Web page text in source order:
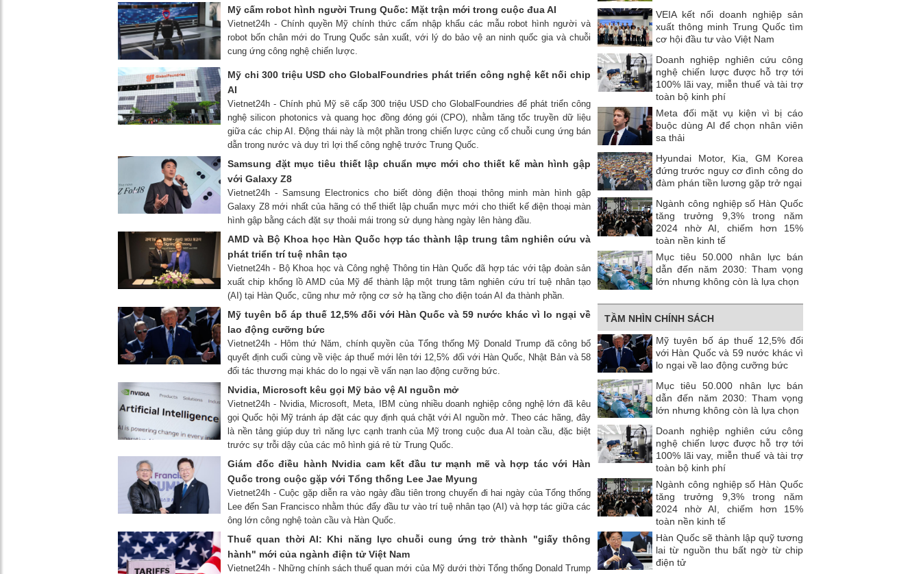
Mỹ cấm robot hình người Trung Quốc: Mặt trận mới trong cuộc đua AI
Vietnet24h - Chính quyền Mỹ chính thức cấm nhập khẩu các mẫu robot hình người và
robot bốn chân mới do Trung Quốc sản xuất, với lý do bảo vệ an ninh quốc gia và chuỗi
cung ứng công nghệ chiến lược.
Mỹ chi 300 triệu USD cho GlobalFoundries phát triển công nghệ kết nối chip
AI
Vietnet24h - Chính phủ Mỹ sẽ cấp 300 triệu USD cho GlobalFoundries để phát triển công
nghệ silicon photonics và quang học đồng đóng gói (CPO), nhằm tăng tốc truyền dữ liệu
giữa các chip AI. Động thái này là một phần trong chiến lược củng cố chuỗi cung ứng bán
dẫn trong nước và duy trì lợi thế công nghệ trước Trung Quốc.
Samsung đặt mục tiêu thiết lập chuẩn mực mới cho thiết kế màn hình gập
với Galaxy Z8
Vietnet24h - Samsung Electronics cho biết dòng điện thoại thông minh màn hình gập
Galaxy Z8 mới nhất của hãng có thể thiết lập chuẩn mực mới cho thiết kế điện thoại màn
hình gập bằng cách đặt sự thoải mái trong sử dụng hàng ngày lên hàng đầu.
AMD và Bộ Khoa học Hàn Quốc hợp tác thành lập trung tâm nghiên cứu và
phát triển trí tuệ nhân tạo
Vietnet24h - Bộ Khoa học và Công nghệ Thông tin Hàn Quốc đã hợp tác với tập đoàn sản
xuất chip khổng lồ AMD của Mỹ để thành lập một trung tâm nghiên cứu trí tuệ nhân tạo
(AI) tại Hàn Quốc, cũng như mở rộng cơ sở hạ tầng cho điện toán AI đa thành phần.
Mỹ tuyên bố áp thuế 12,5% đối với Hàn Quốc và 59 nước khác vì lo ngại về
lao động cưỡng bức
Vietnet24h - Hôm thứ Năm, chính quyền của Tổng thống Mỹ Donald Trump đã công bố
quyết định cuối cùng về việc áp thuế mới lên tới 12,5% đối với Hàn Quốc, Nhật Bản và 58
đối tác thương mại khác do lo ngại về vấn nạn lao động cưỡng bức.
Nvidia, Microsoft kêu gọi Mỹ bảo vệ AI nguồn mở
Vietnet24h - Nvidia, Microsoft, Meta, IBM cùng nhiều doanh nghiệp công nghệ lớn đã kêu
gọi Quốc hội Mỹ tránh áp đặt các quy định quá chặt với AI nguồn mở. Theo các hãng, đây
là nền tảng giúp duy trì năng lực cạnh tranh của Mỹ trong cuộc đua AI toàn cầu, đặc biệt
trước sự trỗi dậy của các mô hình giá rẻ từ Trung Quốc.
Giám đốc điều hành Nvidia cam kết đầu tư mạnh mẽ và hợp tác với Hàn
Quốc trong cuộc gặp với Tổng thống Lee Jae Myung
Vietnet24h - Cuộc gặp diễn ra vào ngày đầu tiên trong chuyến đi hai ngày của Tổng thống
Lee đến San Francisco nhằm thúc đẩy đầu tư vào trí tuệ nhân tạo (AI) và hợp tác giữa các
ông lớn công nghệ toàn cầu và Hàn Quốc.
Thuế quan thời AI: Khi năng lực chuỗi cung ứng trở thành "giấy thông
hành" mới của ngành điện tử Việt Nam
Vietnet24h - Những chính sách thuế quan mới của Mỹ dưới thời Tổng thống Donald Trump
VEIA kết nối doanh nghiệp sản
xuất thông minh Trung Quốc tìm
cơ hội đầu tư vào Việt Nam
Doanh nghiệp nghiên cứu công
nghệ chiến lược được hỗ trợ tới
100% lãi vay, miễn thuế và tài trợ
toàn bộ kinh phí
Meta đối mặt vụ kiện vì bị cáo
buộc dùng AI để chọn nhân viên
sa thải
Hyundai Motor, Kia, GM Korea
đứng trước nguy cơ đình công do
đàm phán tiền lương gặp trở ngại
Ngành công nghiệp số Hàn Quốc
tăng trưởng 9,3% trong năm
2024 nhờ AI, chiếm hơn 15%
toàn nền kinh tế
Mục tiêu 50.000 nhân lực bán
dẫn đến năm 2030: Tham vọng
lớn nhưng không còn là lựa chọn
TẦM NHÌN CHÍNH SÁCH
Mỹ tuyên bố áp thuế 12,5% đối
với Hàn Quốc và 59 nước khác vì
lo ngại về lao động cưỡng bức
Mục tiêu 50.000 nhân lực bán
dẫn đến năm 2030: Tham vọng
lớn nhưng không còn là lựa chọn
Doanh nghiệp nghiên cứu công
nghệ chiến lược được hỗ trợ tới
100% lãi vay, miễn thuế và tài trợ
toàn bộ kinh phí
Ngành công nghiệp số Hàn Quốc
tăng trưởng 9,3% trong năm
2024 nhờ AI, chiếm hơn 15%
toàn nền kinh tế
Hàn Quốc sẽ thành lập quỹ tương
lai từ nguồn thu bất ngờ từ chip
điện tử